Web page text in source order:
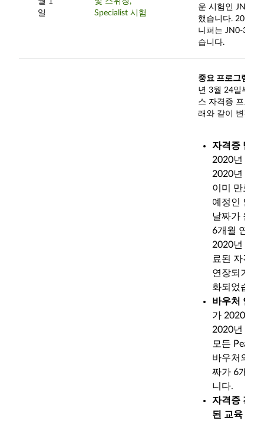
일
Specialist 시험
운 시험인 JN0-
했습니다. 2020
니퍼는 JN0-361
습니다.
중요 프로그램 업
년 3월 24일부터
스 자격증 프로그
래와 같이 변경되
자격증 만료
2020년 3월
2020년 9월
이미 만료
예정인 인
날짜가 원
6개월 연장
2020년 3월
료된 자격
연장되기
화되었습니
바우처 연장:
가 2020년
2020년 6월
모든
바우처의
짜가 6개월
니다.
자격증 갱
된 교육 과